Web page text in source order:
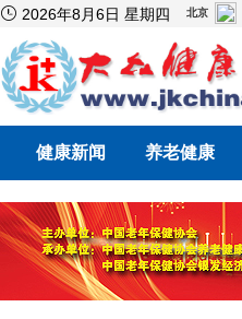
 2026年8月6日 星期四
健康新闻 养老健康